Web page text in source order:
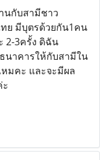
นกับสามีชาว
ย มีบุตรด้วยกัน1คน
2-3ครั้ง ดิฉัน
นาคารให้กับสามีใน
มคะ และจะมีผล